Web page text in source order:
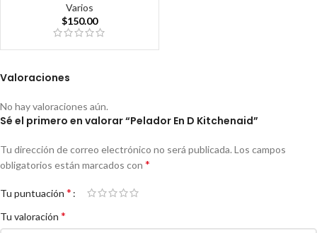
Varios
$150.00
Valoraciones
No hay valoraciones aún.
Sé el primero en valorar “Pelador En D Kitchenaid”
Tu dirección de correo electrónico no será publicada. Los campos
obligatorios están marcados con *
Tu puntuación *
Tu valoración *